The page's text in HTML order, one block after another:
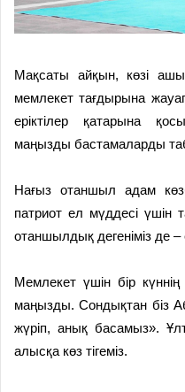
Мақсаты айқын, көзі
мемлекет тағдырына
еріктілер қатарына
маңызды бастамаларды
Нағыз отаншыл адам
патриот ел мүддесі үшін
отаншылдық дегеніміз де –
Мемлекет үшін бір
маңызды. Сондықтан біз
жүріп, анық басамыз».
алысқа көз тігеміз.